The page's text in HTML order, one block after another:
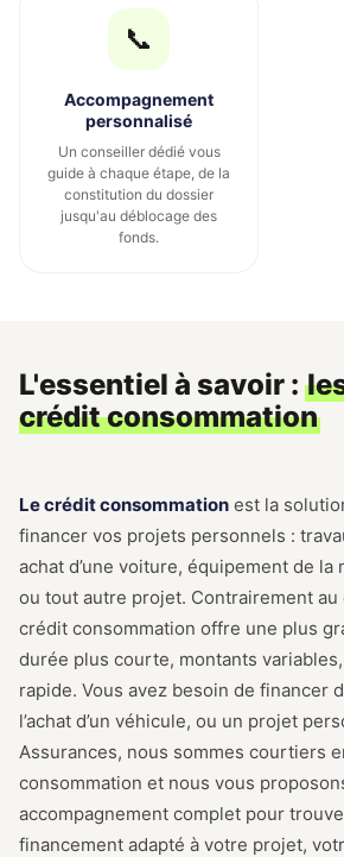
📞
Accompagnement
personnalisé
Un conseiller dédié vous
guide à chaque étape, de la
constitution du dossier
jusqu'au déblocage des
fonds.
L'essentiel à savoir :
crédit consommation
Le crédit consommation est la
financer vos projets personnels :
achat d’une voiture, équipement de la
ou tout autre projet. Contrairement
crédit consommation offre une plus
durée plus courte, montants
rapide. Vous avez besoin de financer
l’achat d’un véhicule, ou un projet
Assurances, nous sommes courtiers
consommation et nous vous
accompagnement complet pour
financement adapté à votre projet,